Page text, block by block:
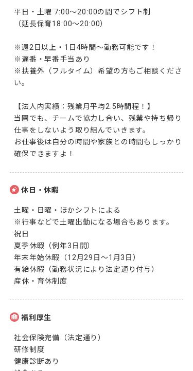
平日・土曜 7:00～20:00の間でシフト制
（延長保育18:00～20:00）
※週2日以上・1日4時間～勤務可能です！
※遅番・早番手当あり
※扶養外（フルタイム）希望の方もご相談くださ
い。
【法人内実績：残業月平均2.5時間程！】
当園でも、チームで協力し合い、残業や持ち帰り
仕事をしないよう取り組んでいきます。
お仕事後は自分の時間や家族との時間もしっかり
確保できますよ！
休日・休暇
土曜・日曜・ほかシフトによる
※行事などで土曜出勤になる場合もあります。
祝日
夏季休暇（例年3日間）
年末年始休暇（12月29日～1月3日）
有給休暇（勤務状況により法定通り付与）
産休・育休制度
福利厚生
社会保険完備（法定通り）
研修制度
健康診断あり